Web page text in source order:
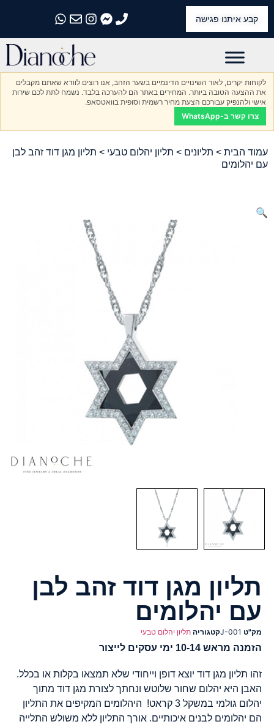
קבע איתנו פגישה
התקשרו אלינו
התקשרו אלינו
התקשרו אלינו
התקשרו אלינו
התקשרו אלינו
לקוחות יקרים, לאור השינויים הדינמיים בשער הזהב, אנו רוצים לוודא שאתם מקבלים
את ההצעה הטובה ביותר. המחירים באתר הם להערכה בלבד. נשמח לתת לכם שירות
אישי ולהנפיק עבורכם הצעת מחיר רשמית וסופית בוואטסאפ.
צרו קשר ב-WhatsApp
עמוד הבית > תליונים > תליון יהלום טבעי > תליון מגן דוד זהב לבן
עם יהלומים
🔍
תליון מגן דוד זהב לבן
עם יהלומים
מק"ט J-001קטגוריה תליון יהלום טבעי
הזמנה מראש 10-14 ימי עסקים לייצור
זהו תליון מגן דוד יוצא דופן וייחודי שלא תמצאו בקלות או בכלל.
האבן היא יהלום שחור שלוטש ונחתך לצורת מגן דוד מתוך
יהלום גולמי במשקל 3 קראט! היהלומים המקיפים את התליון
הם יהלומים לבנים איכותיים. אורך התליון ללא משולש התלייה